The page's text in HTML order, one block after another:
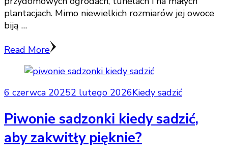
plantacjach. Mimo niewielkich rozmiarów jej owoce
biją …
Read More
6 czerwca 20252 lutego 2026Kiedy sadzić
Piwonie sadzonki kiedy sadzić,
aby zakwitły pięknie?